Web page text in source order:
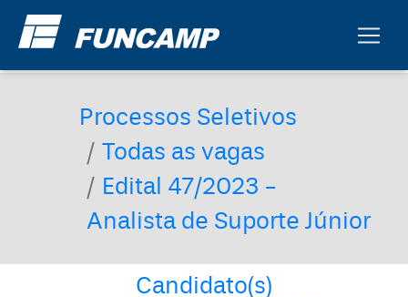
Processos Seletivos
Todas as vagas
Edital 47/2023 -
Analista de Suporte Júnior
Candidato(s)